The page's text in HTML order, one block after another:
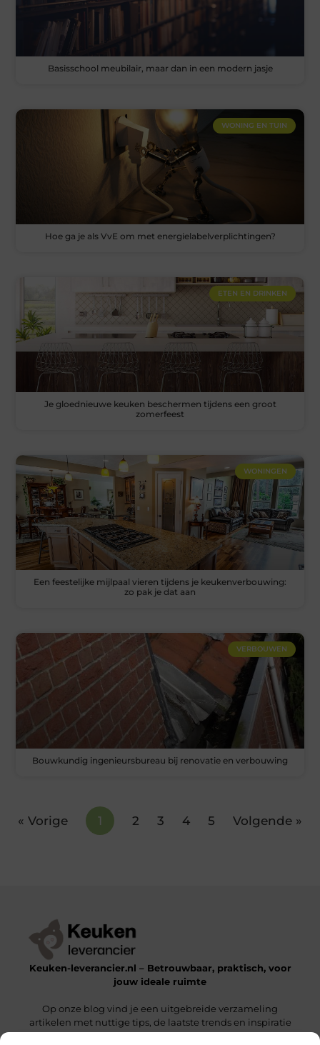
Basisschool meubilair, maar dan in een modern jasje
WONING EN TUIN
Hoe ga je als VvE om met energielabelverplichtingen?
ETEN EN DRINKEN
Je gloednieuwe keuken beschermen tijdens een groot
zomerfeest
WONINGEN
Een feestelijke mijlpaal vieren tijdens je keukenverbouwing:
zo pak je dat aan
VERBOUWEN
Bouwkundig ingenieursbureau bij renovatie en verbouwing
« Vorige 1 2 3 4 5 Volgende »
Keuken-leverancier.nl – Betrouwbaar, praktisch, voor
jouw ideale ruimte
Op onze blog vind je een uitgebreide verzameling
artikelen met nuttige tips, de laatste trends en inspiratie
om een functionele en stijlvolle omgeving te realiseren.